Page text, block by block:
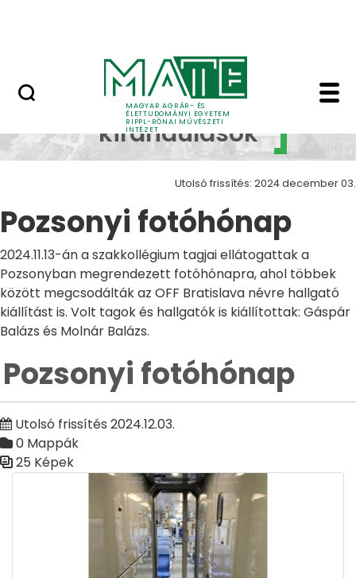
MAGYAR AGRÁR- ÉS
ÉLETTUDOMÁNYI EGYETEM
RIPPL-RÓNAI MŰVÉSZETI
INTÉZET
Pozsonyi fotóhónap
Szakmai
kirándulások
Utolsó frissítés: 2024 december 03.
Pozsonyi fotóhónap
2024.11.13-án a szakkollégium tagjai ellátogattak a
Pozsonyban megrendezett fotóhónapra, ahol többek
között megcsodálták az OFF Bratislava névre hallgató
kiállítást is. Volt tagok és hallgatók is kiállítottak: Gáspár
Balázs és Molnár Balázs.
Pozsonyi fotóhónap
Utolsó frissítés 2024.12.03.
0 Mappák
25 Képek